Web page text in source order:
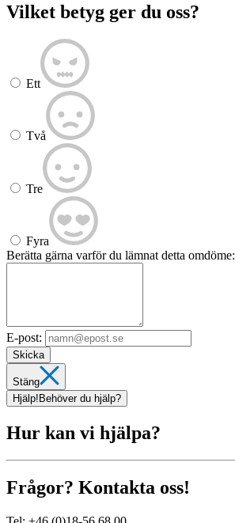
Vilket betyg ger du oss?
Ett
Två
Tre
Fyra
Berätta gärna varför du lämnat detta omdöme:
E-post:
Skicka
Stäng
Hjälp! Behöver du hjälp?
Hur kan vi hjälpa?
Frågor? Kontakta oss!